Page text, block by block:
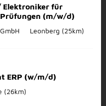
Elektroniker für
Prüfungen (m/w/d)
Leonberg (25km)
ERP (w/m/d)
(26km)